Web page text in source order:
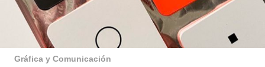
Gráfica y Comunicación